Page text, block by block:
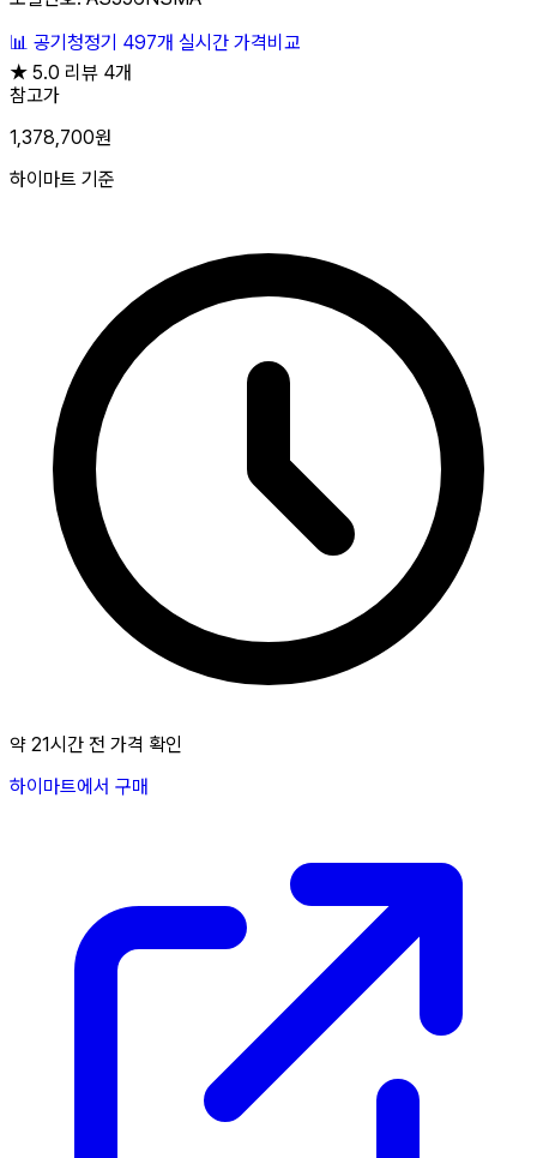
📊 공기청정기 497개 실시간 가격비교
★ 5.0 리뷰 4개
참고가
1,378,700원
하이마트 기준
약 21시간 전 가격 확인
하이마트에서 구매